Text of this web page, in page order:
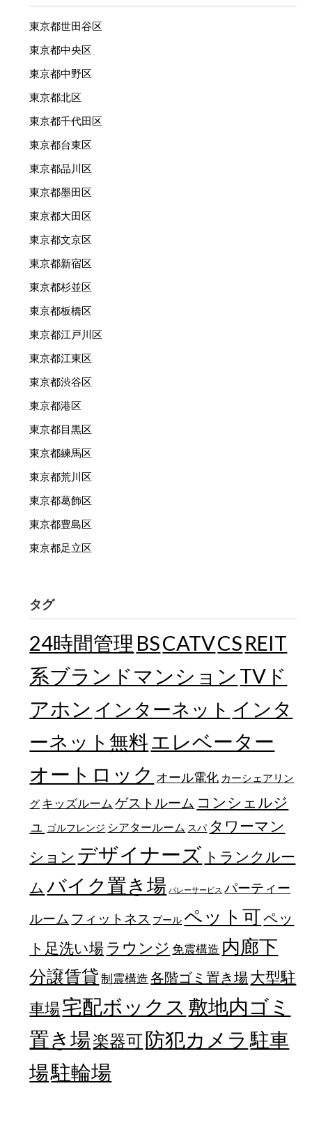
東京都世田谷区
東京都中央区
東京都中野区
東京都北区
東京都千代田区
東京都台東区
東京都品川区
東京都墨田区
東京都大田区
東京都文京区
東京都新宿区
東京都杉並区
東京都板橋区
東京都江戸川区
東京都江東区
東京都渋谷区
東京都港区
東京都目黒区
東京都練馬区
東京都荒川区
東京都葛飾区
東京都豊島区
東京都足立区
タグ
24時間管理 BSCATVCS REIT
系ブランドマンション TVド
アホン インターネット インタ
ーネット無料エレベーター
オートロック オール電化 カーシェアリン
グ キッズルーム ゲストルーム コンシェルジ
ュ
ゴルフレンジ シアタールーム スパ タワーマン
ション デザイナーズ トランクルー
ム バイク置き場 バレーサービス パーティー
ルーム フィットネス プール ペット可ペッ
ト足洗い場 ラウンジ 免震構造 内廊下
分譲賃貸 制震構造 各階ゴミ置き場大型駐
車場宅配ボックス 敷地内ゴミ
置き場楽器可防犯カメラ 駐車
場駐輪場